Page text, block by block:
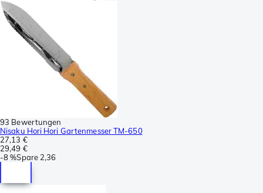
93 Bewertungen
Nisaku Hori Hori Gartenmesser TM-650
27,13 €
29,49 €
-8 %Spare 2,36